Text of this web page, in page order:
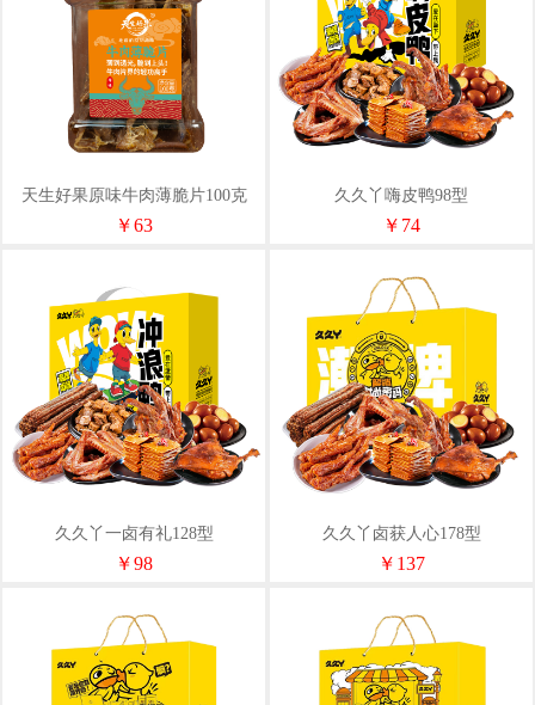
天生好果原味牛肉薄脆片100克
￥63
久久丫嗨皮鸭98型
￥74
久久丫一卤有礼128型
￥98
久久丫卤获人心178型
￥137